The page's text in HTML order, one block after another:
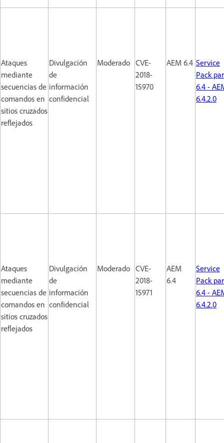
Ataques
mediante
secuencias de
comandos en
sitios cruzados
reflejados
Divulgación
de
información
confidencial
Moderado CVE-
2018-
15970
AEM 6.4 Service
Pack
6.4 -
6.4.2.0
Ataques
mediante
secuencias de
comandos en
sitios cruzados
reflejados
Divulgación
de
información
confidencial
Moderado CVE-
2018-
15971
AEM
6.4
Service
Pack
6.4 -
6.4.2.0